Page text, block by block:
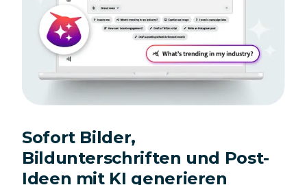
Sofort Bilder,
Bildunterschriften und Post-
Ideen mit KI generieren